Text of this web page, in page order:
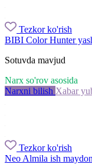
Tezkor ko'rish
BIBI Color Hunter
Sotuvda mavjud
Narx so'rov asosida
Narxni bilish Xabar
Tezkor ko'rish
Neo Almila ish